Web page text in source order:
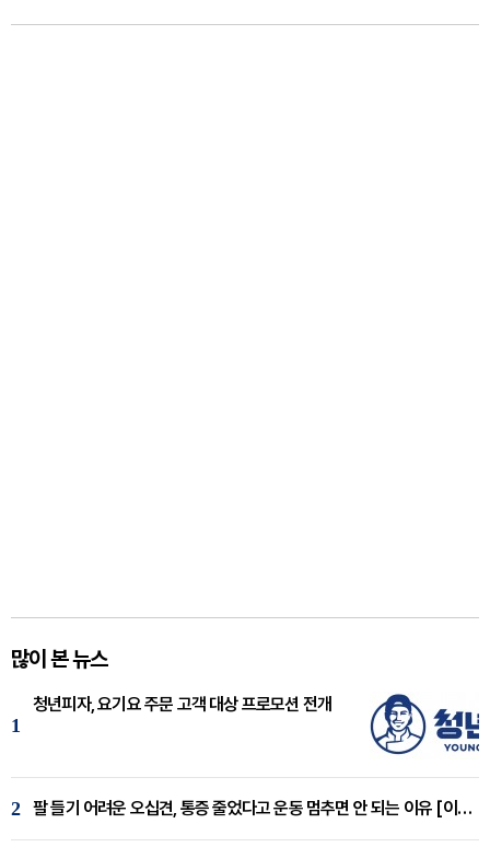
많이 본 뉴스
1
청년피자, 요기요 주문 고객 대상 프로모션 전개
2 팔 들기 어려운 오십견, 통증 줄었다고 운동 멈추면 안 되는 이유 [이병욱 원장 칼럼]